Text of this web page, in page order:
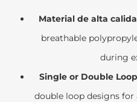
Material de alta
breathable
during
Single or Double
double loop designs